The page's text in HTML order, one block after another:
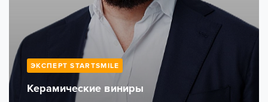
ЭКСПЕРТ STARTSMILE
Керамические виниры